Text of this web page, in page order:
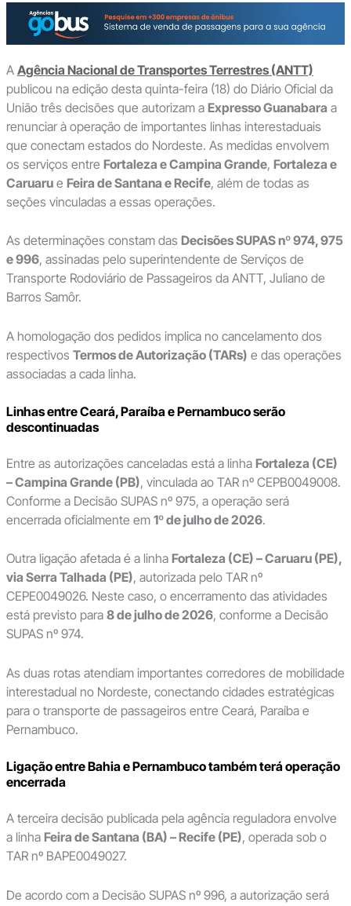
A Agência Nacional de Transportes Terrestres (ANTT)
publicou na edição desta quinta-feira (18) do Diário Oficial da
União três decisões que autorizam a Expresso Guanabara a
renunciar à operação de importantes linhas interestaduais
que conectam estados do Nordeste. As medidas envolvem
os serviços entre Fortaleza e Campina Grande, Fortaleza e
Caruarue Feira de Santana e Recife, além de todas as
seções vinculadas a essas operações.
As determinações constam das Decisões SUPAS nº 974, 975
e 996, assinadas pelo superintendente de Serviços de
Transporte Rodoviário de Passageiros da ANTT, Juliano de
Barros Samôr.
A homologação dos pedidos implica no cancelamento dos
respectivos Termos de Autorização (TARs) e das operações
associadas a cada linha.
Linhas entre Ceará, Paraíba e Pernambuco serão
descontinuadas
Entre as autorizações canceladas está a linha Fortaleza (CE)
– Campina Grande (PB), vinculada ao TAR nº CEPB0049008.
Conforme a Decisão SUPAS nº 975, a operação será
encerrada oficialmente em 1º de julho de 2026.
Outra ligação afetada é a linha Fortaleza (CE) – Caruaru (PE),
via Serra Talhada (PE), autorizada pelo TAR nº
CEPE0049026. Neste caso, o encerramento das atividades
está previsto para 8 de julho de 2026, conforme a Decisão
SUPAS nº 974.
As duas rotas atendiam importantes corredores de mobilidade
interestadual no Nordeste, conectando cidades estratégicas
para o transporte de passageiros entre Ceará, Paraíba e
Pernambuco.
Ligação entre Bahia e Pernambuco também terá operação
encerrada
A terceira decisão publicada pela agência reguladora envolve
a linha Feira de Santana (BA) – Recife (PE), operada sob o
TAR nº BAPE0049027.
De acordo com a Decisão SUPAS nº 996, a autorização será